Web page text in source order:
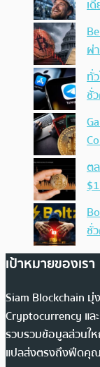
เ
ผ่
ทั่
ชั่
ต
ชั่
เป้าหมายของเรา
Siam Blockchain มุ่
Cryptocurrency แล
รวบรวมข้อมูลส่วนให
แปลส่งตรงถึงฟีดคุณ